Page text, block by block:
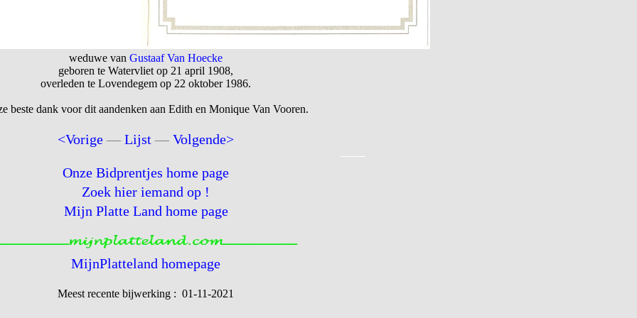
weduwe vanGustaaf Van Hoecke
geboren te Watervliet op 21 april 1908,
overleden te Lovendegem op 22 oktober 1986.
beste dank voor dit aandenken aan Edith en Monique Van Vooren.
<Vorige —Lijst —Volgende>
Onze Bidprentjes home page
Zoek hier iemand op !
Mijn Platte Land home page
MijnPlatteland homepage
Meest recente bijwerking : 01-11-2021